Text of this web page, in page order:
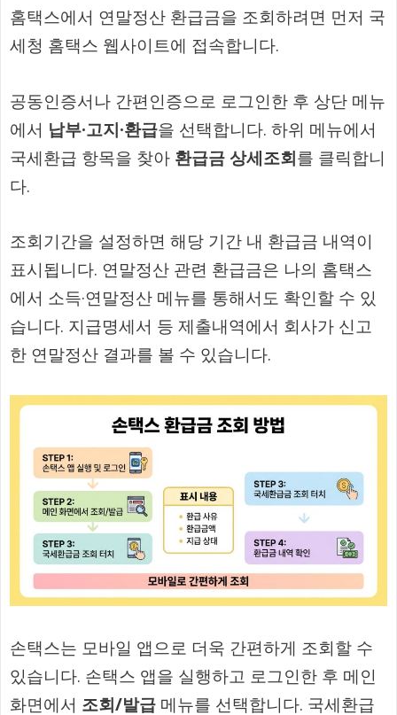
홈택스에서 연말정산 환급금을 조회하려면 먼저 국
세청 홈택스 웹사이트에 접속합니다.
공동인증서나 간편인증으로 로그인한 후 상단 메뉴
에서 납부·고지·환급을 선택합니다. 하위 메뉴에서
국세환급 항목을 찾아 환급금 상세조회를 클릭합니
다.
조회기간을 설정하면 해당 기간 내 환급금 내역이
표시됩니다. 연말정산 관련 환급금은 나의 홈택스
에서 소득·연말정산 메뉴를 통해서도 확인할 수 있
습니다. 지급명세서 등 제출내역에서 회사가 신고
한 연말정산 결과를 볼 수 있습니다.
손택스는 모바일 앱으로 더욱 간편하게 조회할 수
있습니다. 손택스 앱을 실행하고 로그인한 후 메인
화면에서 조회/발급 메뉴를 선택합니다. 국세환급